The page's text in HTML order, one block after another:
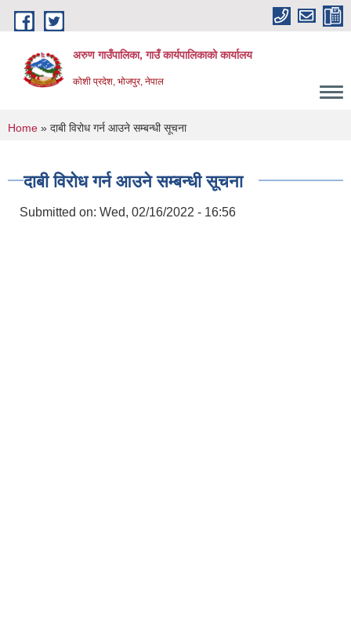
Skip to main content
अरुण गाउँपालिका, गाउँ कार्यपालिकाको कार्यालय
कोशी प्रदेश, भोजपुर, नेपाल
You are here
Home » दाबी विरोध गर्न आउने सम्बन्धी सूचना
दाबी विरोध गर्न आउने सम्बन्धी सूचना
Submitted on: Wed, 02/16/2022 - 16:56